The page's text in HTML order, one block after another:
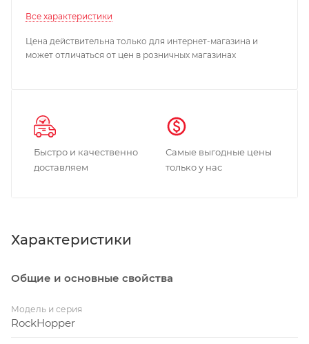
Все характеристики
Цена действительна только для интернет-магазина и
может отличаться от цен в розничных магазинах
Быстро и качественно
доставляем
Самые выгодные цены
только у нас
Характеристики
Общие и основные свойства
Модель и серия
RockHopper